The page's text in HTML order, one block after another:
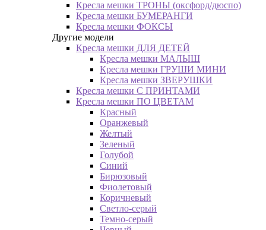
Кресла мешки ТРОНЫ (оксфорд/дюспо)
Кресла мешки БУМЕРАНГИ
Кресла мешки ФОКСЫ
Другие модели
Кресла мешки ДЛЯ ДЕТЕЙ
Кресла мешки МАЛЫШ
Кресла мешки ГРУШИ МИНИ
Кресла мешки ЗВЕРУШКИ
Кресла мешки С ПРИНТАМИ
Кресла мешки ПО ЦВЕТАМ
Красный
Оранжевый
Желтый
Зеленый
Голубой
Синий
Бирюзовый
Фиолетовый
Коричневый
Светло-серый
Темно-серый